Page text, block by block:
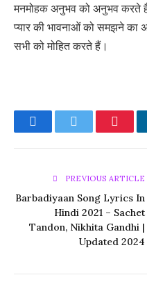
मनमोहक अनुभव को अनुभव करते
प्यार की भावनाओं को समझने का
सभी को मोहित करते हैं।
FacebookTwitter
PREVIOUS ARTICLE
Barbadiyaan Song Lyrics In
Hindi 2021 – Sachet
Tandon, Nikhita Gandhi |
Updated 2024